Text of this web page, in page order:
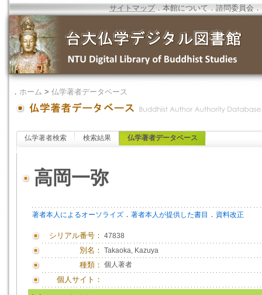
サイトマップ．本館について ．諮問委員会 ．
． ホーム > 仏学著者データベース
仏学著者検索 検索結果 仏学著者データベース
高岡一弥
著者本人によるオーソライズ ． 著者本人が提供した書目 ． 資料改正
シリアル番号： 47838
別名： Takaoka, Kazuya
種類： 個人著者
個人サイト：